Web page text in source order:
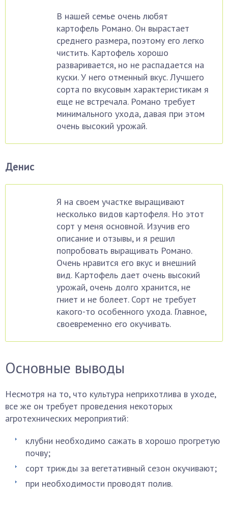
В нашей семье очень любят
картофель Романо. Он вырастает
среднего размера, поэтому его легко
чистить. Картофель хорошо
разваривается, но не распадается на
куски. У него отменный вкус. Лучшего
сорта по вкусовым характеристикам я
еще не встречала. Романо требует
минимального ухода, давая при этом
очень высокий урожай.
Денис
Я на своем участке выращивают
несколько видов картофеля. Но этот
сорт у меня основной. Изучив его
описание и отзывы, и я решил
попробовать выращивать Романо.
Очень нравится его вкус и внешний
вид. Картофель дает очень высокий
урожай, очень долго хранится, не
гниет и не болеет. Сорт не требует
какого-то особенного ухода. Главное,
своевременно его окучивать.
Основные выводы
Несмотря на то, что культура неприхотлива в уходе,
все же он требует проведения некоторых
агротехнических мероприятий:
клубни необходимо сажать в хорошо прогретую
почву;
сорт трижды за вегетативный сезон окучивают;
при необходимости проводят полив.